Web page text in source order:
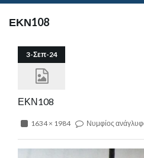
ΕΚΝ108
3-Σεπ-24
ΕΚΝ108
1634 × 1984 Νυμφίος